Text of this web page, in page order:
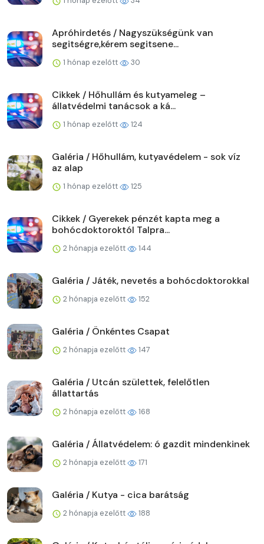
Apróhirdetés / Nagyszükségünk van
segitségre,kérem segitsene...
1 hónap ezelőtt 30
Cikkek / Hőhullám és kutyameleg –
állatvédelmi tanácsok a ká...
1 hónap ezelőtt 124
Galéria / Hőhullám, kutyavédelem - sok víz
az alap
1 hónap ezelőtt 125
Cikkek / Gyerekek pénzét kapta meg a
bohócdoktoroktól Talpra...
2 hónapja ezelőtt 144
Galéria / Játék, nevetés a bohócdoktorokkal
2 hónapja ezelőtt 152
Galéria / Önkéntes Csapat
2 hónapja ezelőtt 147
Galéria / Utcán születtek, felelőtlen
állattartás
2 hónapja ezelőtt 168
Galéria / Állatvédelem: ó gazdit mindenkinek
2 hónapja ezelőtt 171
Galéria / Kutya - cica barátság
2 hónapja ezelőtt 188